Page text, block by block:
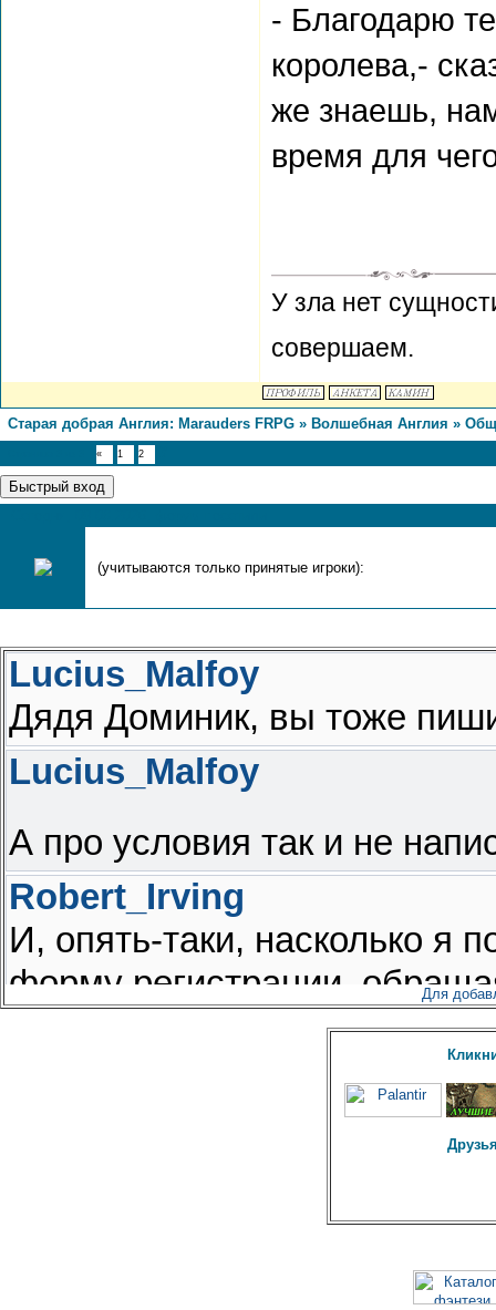
- Благодарю
королева,-
же знаешь,
время для
У зла нет
совершаем.
Старая добрая Англия: Marauders FRPG » Волшебная Англия »
« 1 2
(учитываются только принятые игроки):
Для